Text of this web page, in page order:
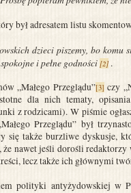
był adresatem listu
dzieci piszemy, bo komu
i pełne godności [2] .
„Małego Przeglądu”[3] czy
dla nich tematy,
z rodzicami). W piśmie
Przeglądu” był
się także burzliwe dyskusje,
nawet jeśli dorośli
lecz także ich głównymi
polityki antyżydowskiej w